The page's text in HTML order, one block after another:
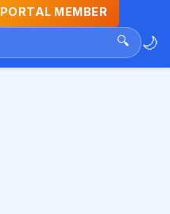
PORTAL MEMBER
🔍 🌙